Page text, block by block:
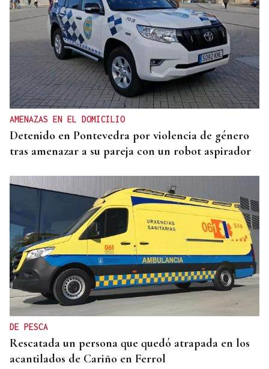
La D.O. Monterrei refuerza su proyección
enoturística junto a Expourense
AMENAZAS EN EL DOMICILIO
Detenido en Pontevedra por violencia de género
tras amenazar a su pareja con un robot aspirador
DE PESCA
Rescatada un persona que quedó atrapada en los
acantilados de Cariño en Ferrol